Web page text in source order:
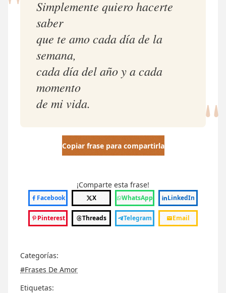
"
Simplemente quiero hacerte
saber
que te amo cada día de la
semana,
cada día del año y a cada
momento
de mi vida.
Copiar frase para compartirla
¡Comparte esta frase!
Facebook X WhatsApp LinkedIn
Pinterest Threads Telegram Email
Categorías:
#Frases De Amor
Etiquetas: